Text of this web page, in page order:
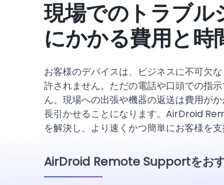
現場でのトラブル
にかかる費用と時
お客様のデバイスは、ビジネスに不可欠
許されません。ただの電話や口頭での指
ん。現場への出張や機器の返送は費用が
長引かせることになります。AirDroid
を解決し、より速くかつ簡単にお客様を支
AirDroid Remote Supportをおす